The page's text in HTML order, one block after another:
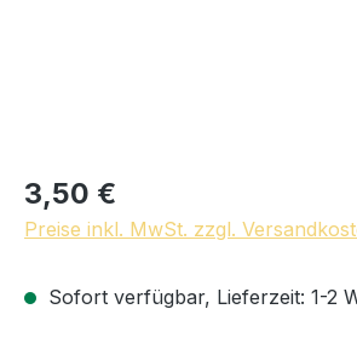
3,50 €
Preise inkl. MwSt. zzgl.
Sofort verfügbar, Lieferzeit: 1-2